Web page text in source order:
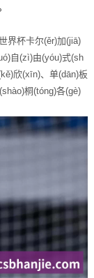
界杯卡尔(ěr)加(jiā)
自(zì)由(yóu)式(sh
欣(xīn)、单(dān)板
桐(tóng)各(gè)